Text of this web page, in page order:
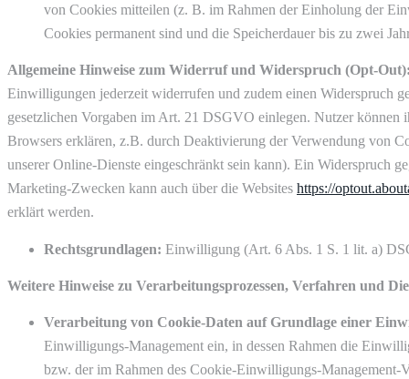
von Cookies mitteilen (z. B. im Rahmen der Einholung der
Cookies permanent sind und die Speicherdauer bis zu zwei
Allgemeine Hinweise zum Widerruf und Widerspruch (Opt-
Einwilligungen jederzeit widerrufen und zudem einen Widerspruch
gesetzlichen Vorgaben im Art. 21 DSGVO einlegen. Nutzer können
Browsers erklären, z.B. durch Deaktivierung der Verwendung von
unserer Online-Dienste eingeschränkt sein kann). Ein Widerspruch
Marketing-Zwecken kann auch über die Websites https://
erklärt werden.
Rechtsgrundlagen: Einwilligung (Art. 6 Abs. 1 S. 1 lit. a)
Weitere Hinweise zu Verarbeitungsprozessen, Verfahren und
Verarbeitung von Cookie-Daten auf Grundlage einer
Einwilligungs-Management ein, in dessen Rahmen die
bzw. der im Rahmen des Cookie-Einwilligungs-Management-